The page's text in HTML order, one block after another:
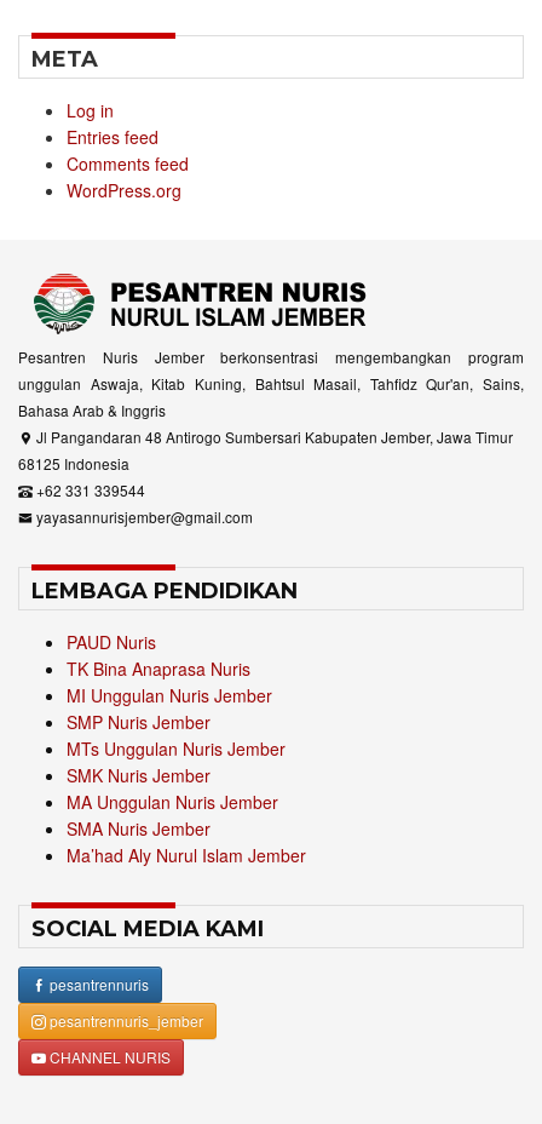
META
Log in
Entries feed
Comments feed
WordPress.org
Pesantren Nuris Jember berkonsentrasi mengembangkan program
unggulan Aswaja, Kitab Kuning, Bahtsul Masail, Tahfidz Qur'an, Sains,
Bahasa Arab & Inggris
Jl Pangandaran 48 Antirogo Sumbersari Kabupaten Jember, Jawa Timur
68125 Indonesia
+62 331 339544
yayasannurisjember@gmail.com
LEMBAGA PENDIDIKAN
PAUD Nuris
TK Bina Anaprasa Nuris
MI Unggulan Nuris Jember
SMP Nuris Jember
MTs Unggulan Nuris Jember
SMK Nuris Jember
MA Unggulan Nuris Jember
SMA Nuris Jember
Ma’had Aly Nurul Islam Jember
SOCIAL MEDIA KAMI
pesantrennuris
pesantrennuris_jember
CHANNEL NURIS